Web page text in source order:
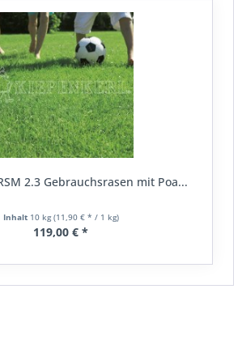
2.3 Gebrauchsrasen mit Poa...
Inhalt 10 kg(11,90 € * / 1 kg)
119,00 € *